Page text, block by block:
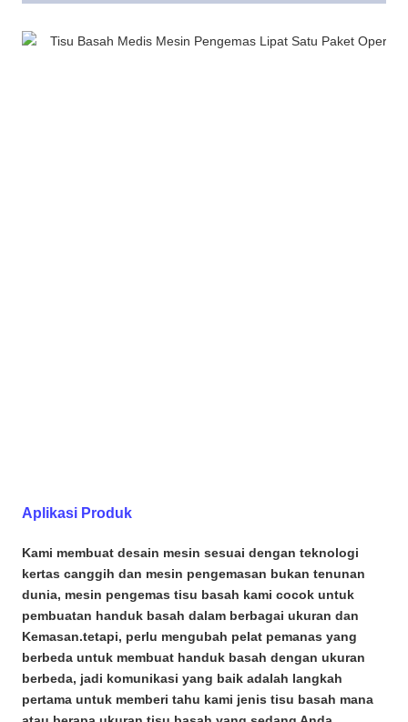
Aplikasi Produk
Kami membuat desain mesin sesuai dengan teknologi
kertas canggih dan mesin pengemasan bukan tenunan
dunia, mesin pengemas tisu basah kami cocok untuk
pembuatan handuk basah dalam berbagai ukuran dan
Kemasan.tetapi, perlu mengubah pelat pemanas yang
berbeda untuk membuat handuk basah dengan ukuran
berbeda, jadi komunikasi yang baik adalah langkah
pertama untuk memberi tahu kami jenis tisu basah mana